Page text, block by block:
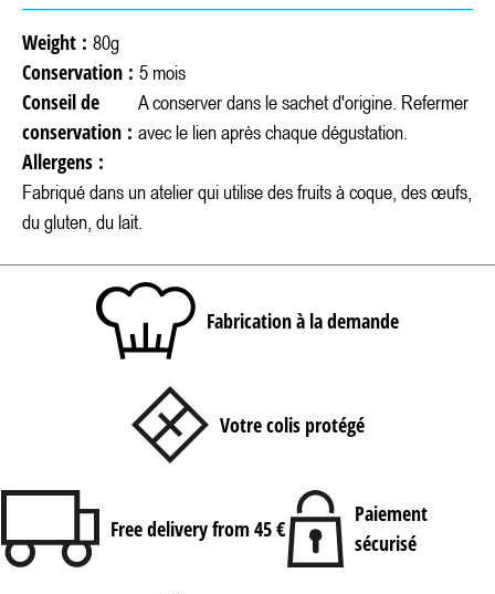
Weight : 80g
Conservation : 5 mois
Conseil de
conservation :
A conserver dans le sachet d'origine. Refermer
avec le lien après chaque dégustation.
Allergens :
Fabriqué dans un atelier qui utilise des fruits à coque, des œufs,
du gluten, du lait.
Fabrication à la demande
Votre colis protégé
Free delivery from 45 €
Paiement
sécurisé